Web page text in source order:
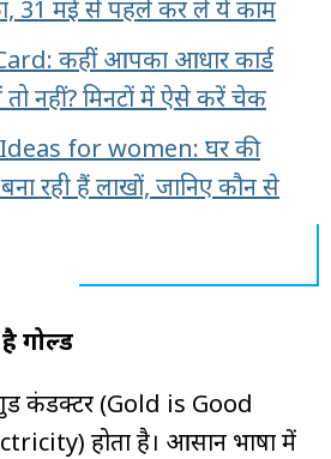
31 मई से पहले कर लें ये काम
कहीं आपका आधार कार्ड
नहीं? मिनटों में ऐसे करें चेक
for women: घर की
रही हैं लाखों, जानिए कौन से
गोल्ड
कंडक्टर (Gold is Good
होता है। आसान भाषा में